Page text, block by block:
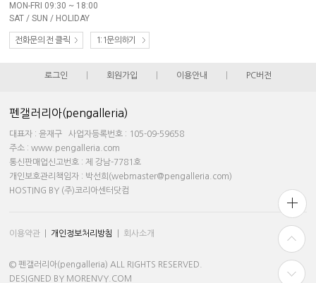
MON-FRI 09:30 ~ 18:00
SAT / SUN / HOLIDAY
전화문의 전 클릭 1:1문의하기
로그인 회원가입 이용안내 PC버전
펜갤러리아(pengalleria)
대표자 : 윤재구 사업자등록번호 : 105-09-59658
주소 : www.pengalleria.com
통신판매업신고번호 : 제 강남-7781호
개인보호관리책임자 : 박선희(webmaster@pengalleria.com)
HOSTING BY (주)코리아센터닷컴
이용약관 개인정보처리방침 회사소개
© 펜갤러리아(pengalleria) ALL RIGHTS RESERVED.
DESIGNED BY MORENVY.COM